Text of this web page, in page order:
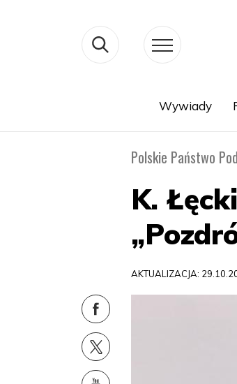
Wywiady
Polskie Państwo
K.
AKTUALIZACJA: